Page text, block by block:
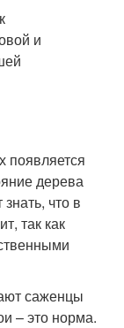
появляется
дерева
что в
так как
саженцы
– это норма.